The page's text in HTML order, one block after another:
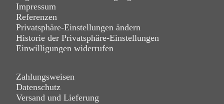
Impressum
Referenzen
Privatsphäre-Einstellungen ändern
Historie der Privatsphäre-Einstellungen
Einwilligungen widerrufen
Zahlungsweisen
Datenschutz
Versand und Lieferung